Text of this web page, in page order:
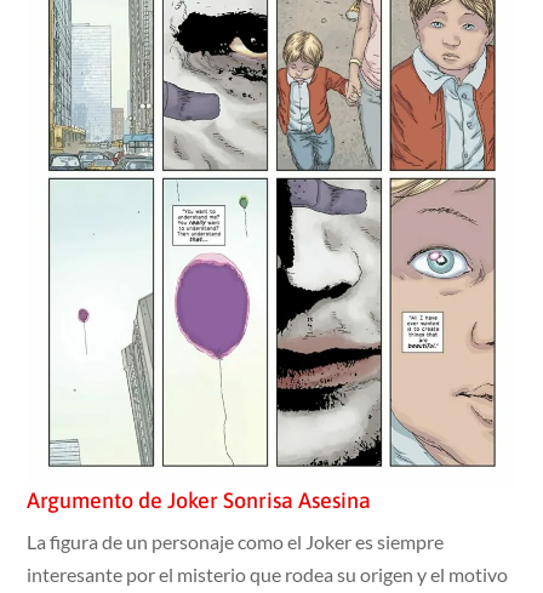
Argumento de Joker Sonrisa Asesina
La figura de un personaje como el Joker es siempre
interesante por el misterio que rodea su origen y el motivo